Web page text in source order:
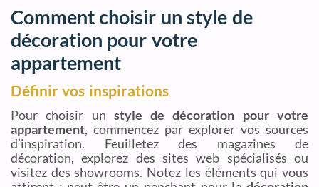
Comment choisir un style de
décoration pour votre
appartement
Définir vos inspirations
Pour choisir un style de décoration pour votre
appartement, commencez par explorer vos sources
d’inspiration. Feuilletez des magazines de
décoration, explorez des sites web spécialisés ou
visitez des showrooms. Notez les éléments qui vous